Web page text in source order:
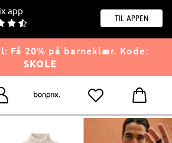
app
til appen
Få 20% på barneklær. Kode:
SKOLE